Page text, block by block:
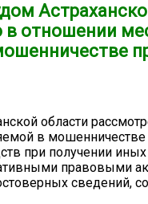
в отношении
области
в мошенничестве
при получении
правовыми
сведений,